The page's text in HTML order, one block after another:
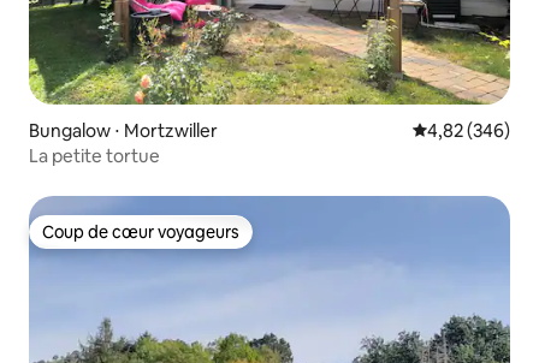
Bungalow ⋅ Mortzwiller Évaluation
4,82 (346)
La petite tortue
Coup de cœur voyageurs
Coup de cœur voyageurs